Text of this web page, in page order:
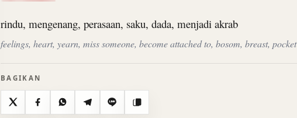
rindu, mengenang, perasaan, saku, dada, menjadi akrab
feelings, heart, yearn, miss someone, become attached to, bosom, breast, pocket
BAGIKAN
X FacebookWhatsAppTelegramLine Salin